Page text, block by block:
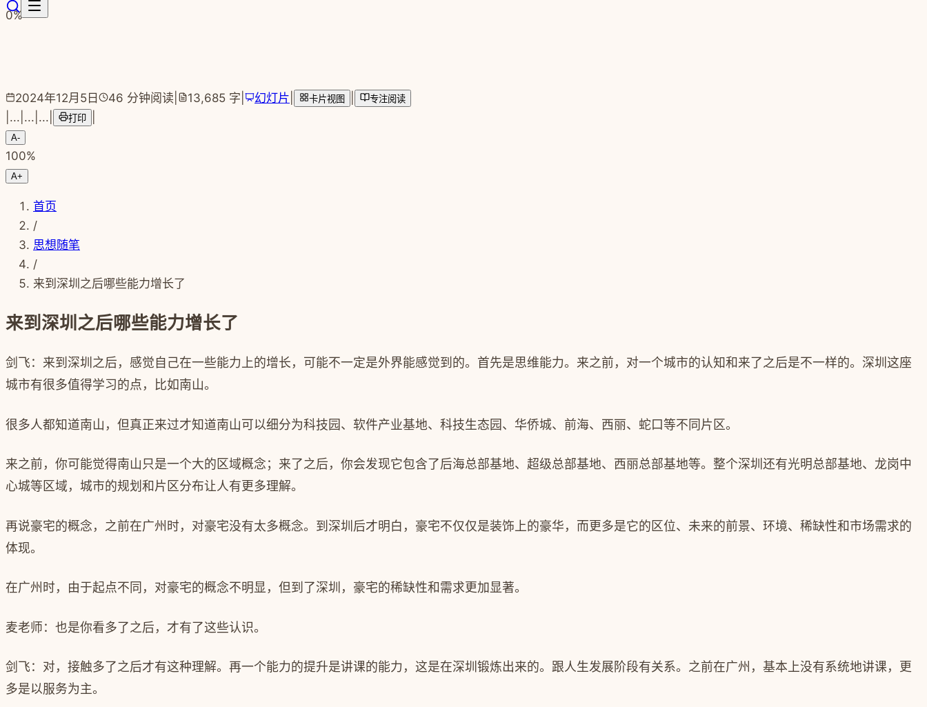
跳转到主要内容
0%
2024年12月5日 46 分钟阅读 13,685 字 幻灯片 卡片视图 专注阅读
... ... ... 打印
A-
100%
A+
首页
/
思想随笔
/
​来到深圳之后哪些能力增长了
​来到深圳之后哪些能力增长了
剑飞：来到深圳之后，感觉自己在一些能力上的增长，可能不一定是外界能感觉到的。首先是思维能力。来之前，对一个城市的认知和来了之后是不一样的。深圳这座
城市有很多值得学习的点，比如南山。
很多人都知道南山，但真正来过才知道南山可以细分为科技园、软件产业基地、科技生态园、华侨城、前海、西丽、蛇口等不同片区。
来之前，你可能觉得南山只是一个大的区域概念；来了之后，你会发现它包含了后海总部基地、超级总部基地、西丽总部基地等。整个深圳还有光明总部基地、龙岗中
心城等区域，城市的规划和片区分布让人有更多理解。
再说豪宅的概念，之前在广州时，对豪宅没有太多概念。到深圳后才明白，豪宅不仅仅是装饰上的豪华，而更多是它的区位、未来的前景、环境、稀缺性和市场需求的
体现。
在广州时，由于起点不同，对豪宅的概念不明显，但到了深圳，豪宅的稀缺性和需求更加显著。
麦老师：也是你看多了之后，才有了这些认识。
剑飞：对，接触多了之后才有这种理解。再一个能力的提升是讲课的能力，这是在深圳锻炼出来的。跟人生发展阶段有关系。之前在广州，基本上没有系统地讲课，更
多是以服务为主。